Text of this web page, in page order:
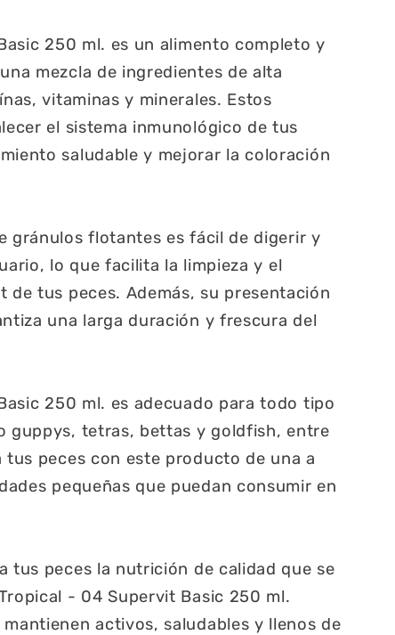
250 ml. es un alimento completo y
mezcla de ingredientes de alta
vitaminas y minerales. Estos
el sistema inmunológico de tus
saludable y mejorar la coloración
gránulos flotantes es fácil de digerir y
lo que facilita la limpieza y el
de tus peces. Además, su presentación
una larga duración y frescura del
250 ml. es adecuado para todo tipo
guppys, tetras, bettas y goldfish, entre
tus peces con este producto de una a
pequeñas que puedan consumir en
tus peces la nutrición de calidad que se
- 04 Supervit Basic 250 ml.
mantienen activos, saludables y llenos de